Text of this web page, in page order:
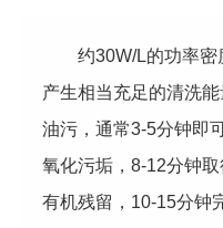
约30W/L的功率
产生相当充足的清洗
油污，通常3-5分钟即
氧化污垢，8-12分钟
有机残留，10-15分钟